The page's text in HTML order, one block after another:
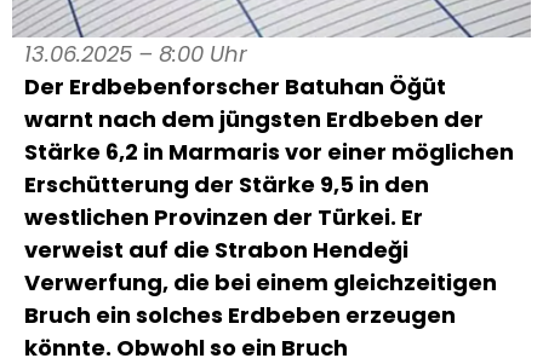
13.06.2025 – 8:00 Uhr
Der Erdbebenforscher Batuhan Öğüt
warnt nach dem jüngsten Erdbeben der
Stärke 6,2 in Marmaris vor einer möglichen
Erschütterung der Stärke 9,5 in den
westlichen Provinzen der Türkei. Er
verweist auf die Strabon Hendeği
Verwerfung, die bei einem gleichzeitigen
Bruch ein solches Erdbeben erzeugen
könnte. Obwohl so ein Bruch